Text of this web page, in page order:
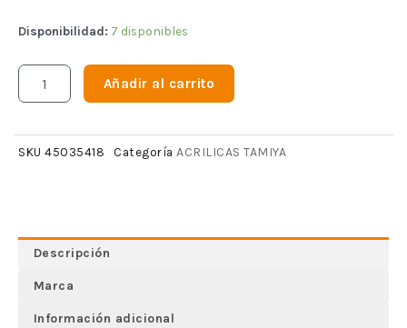
Disponibilidad: 7 disponibles
Añadir al carrito
SKU 45035418 Categoría ACRILICAS TAMIYA
Descripción
Marca
Información adicional